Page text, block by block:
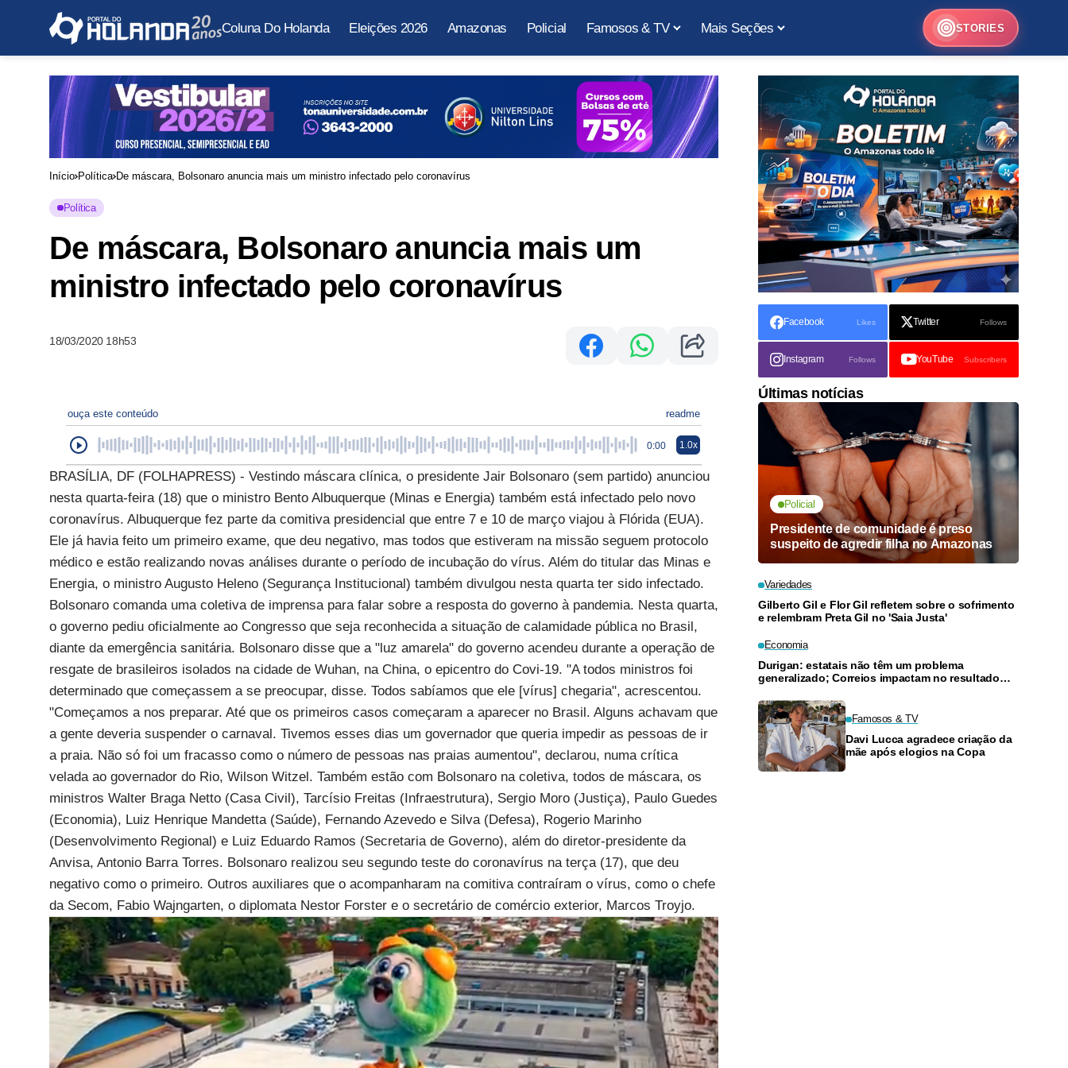
Coluna Do Holanda Eleições 2026 Amazonas Policial Famosos & TV Mais Seções STORIES
Início Política De máscara, Bolsonaro anuncia mais um ministro infectado pelo coronavírus
Política
De máscara, Bolsonaro anuncia mais um
ministro infectado pelo coronavírus
18/03/2020 18h53
ouça este conteúdo readme
0:00 1.0x
BRASÍLIA, DF (FOLHAPRESS) - Vestindo máscara clínica, o presidente Jair Bolsonaro (sem partido) anunciou
nesta quarta-feira (18) que o ministro Bento Albuquerque (Minas e Energia) também está infectado pelo novo
coronavírus. Albuquerque fez parte da comitiva presidencial que entre 7 e 10 de março viajou à Flórida (EUA).
Ele já havia feito um primeiro exame, que deu negativo, mas todos que estiveram na missão seguem protocolo
médico e estão realizando novas análises durante o período de incubação do vírus. Além do titular das Minas e
Energia, o ministro Augusto Heleno (Segurança Institucional) também divulgou nesta quarta ter sido infectado.
Bolsonaro comanda uma coletiva de imprensa para falar sobre a resposta do governo à pandemia. Nesta quarta,
o governo pediu oficialmente ao Congresso que seja reconhecida a situação de calamidade pública no Brasil,
diante da emergência sanitária. Bolsonaro disse que a "luz amarela" do governo acendeu durante a operação de
resgate de brasileiros isolados na cidade de Wuhan, na China, o epicentro do Covi-19. "A todos ministros foi
determinado que começassem a se preocupar, disse. Todos sabíamos que ele [vírus] chegaria", acrescentou.
"Começamos a nos preparar. Até que os primeiros casos começaram a aparecer no Brasil. Alguns achavam que
a gente deveria suspender o carnaval. Tivemos esses dias um governador que queria impedir as pessoas de ir
a praia. Não só foi um fracasso como o número de pessoas nas praias aumentou", declarou, numa crítica
velada ao governador do Rio, Wilson Witzel. Também estão com Bolsonaro na coletiva, todos de máscara, os
ministros Walter Braga Netto (Casa Civil), Tarcísio Freitas (Infraestrutura), Sergio Moro (Justiça), Paulo Guedes
(Economia), Luiz Henrique Mandetta (Saúde), Fernando Azevedo e Silva (Defesa), Rogerio Marinho
(Desenvolvimento Regional) e Luiz Eduardo Ramos (Secretaria de Governo), além do diretor-presidente da
Anvisa, Antonio Barra Torres. Bolsonaro realizou seu segundo teste do coronavírus na terça (17), que deu
negativo como o primeiro. Outros auxiliares que o acompanharam na comitiva contraíram o vírus, como o chefe
da Secom, Fabio Wajngarten, o diplomata Nestor Forster e o secretário de comércio exterior, Marcos Troyjo.
Facebook Likes Twitter Follows
Instagram Follows YouTube Subscribers
Últimas notícias
Policial
Presidente de comunidade é preso
suspeito de agredir filha no Amazonas
Variedades
Gilberto Gil e Flor Gil refletem sobre o sofrimento
e relembram Preta Gil no 'Saia Justa'
Economia
Durigan: estatais não têm um problema
generalizado; Correios impactam no resultado
Famosos & TV
Davi Lucca agradece criação da
mãe após elogios na Copa